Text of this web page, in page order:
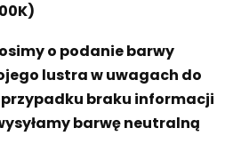
o podanie barwy
lustra w uwagach do
braku informacji
barwę neutralną